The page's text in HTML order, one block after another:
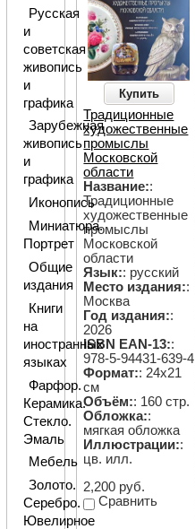
Купить
Традиционные
художественные
промыслы
Московской
области
Название::
Традиционные
художественные
промыслы
Московской
области
Язык:: русский
Место издания::
Москва
Год издания::
2026
ISBN EAN-13::
978-5-94431-639-4
Формат:: 24х21
см
Объём:: 160 стр.
Обложка::
мягкая обложка
Иллюстрации::
цв. илл.
2,200 руб.
Сравнить
Русская
и
советская
живопись
и
графика
Зарубежная
живопись
и
графика
Иконопись
Миниатюра.
Портрет
Общие
издания
Книги
на
иностранных
языках
Фарфор.
Керамика.
Стекло.
Эмаль
Мебель
Золото.
Серебро.
Ювелирное